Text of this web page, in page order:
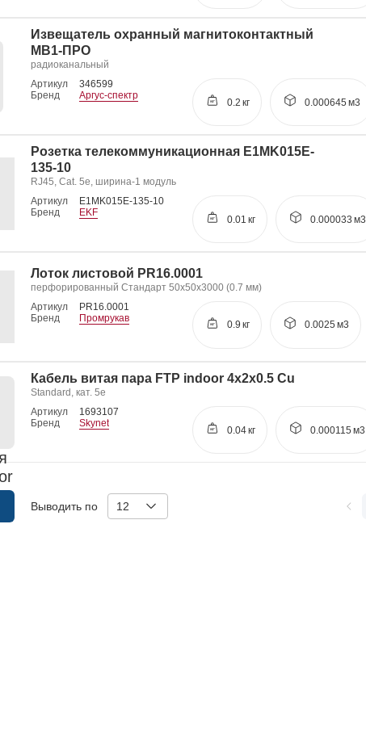
Извещатель охранный магнитоконтактный
МВ1-ПРО
радиоканальный
Артикул
346599
Бренд
Аргус-спектр
0.2 кг 0.000645 м3
Розетка телекоммуникационная E1MK015E-
135-10
RJ45, Cat. 5e, ширина-1 модуль
Артикул
E1MK015E-135-10
Бренд
EKF
0.01 кг 0.000033 м3
Лоток листовой PR16.0001
перфорированный Стандарт 50х50х3000 (0.7 мм)
Артикул
PR16.0001
Бренд
Промрукав
0.9 кг 0.0025 м3
Кабель витая пара FTP indoor 4x2x0.5 Cu
Standard, кат. 5е
Артикул
1693107
Бренд
Skynet
0.04кг 0.000115 м3
Выводить по 12